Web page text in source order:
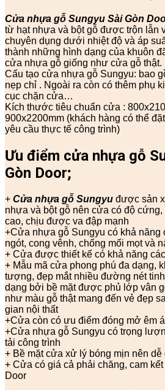
Cửa nhựa gỗ Sungyu Sài Gòn
từ hạt nhựa và bột gỗ được trộn lẫn
chuyên dụng dưới nhiệt độ và áp
thành những hình dạng của khuôn
cửa nhựa gỗ giống như cửa gỗ thật.
Cấu tạo cửa nhựa gỗ Sungyu: bao
nẹp chỉ . Ngoài ra còn có thêm phụ
cục chặn cửa…
Kích thước tiêu chuẩn cửa :
900x2200mm (khách hàng có thể
yêu cầu thực tế công trình)
Ưu điểm cửa nhựa gỗ
Gòn Door;
+ Cửa nhựa gỗ Sungyu được sản
nhựa và bột gỗ nên cửa có độ cứng,
cao, chịu được va đập mạnh
+Cửa nhựa gỗ Sungyu có khả năng
ngót, cong vênh, chống mối mọt và
+ Cửa được thiết kế có khả năng
+ Mẫu mã cửa phong phú đa dạng,
tượng, đẹp mắt nhiều đường nét
dạng bởi bề mặt được phủ lớp vân
như màu gỗ thật mang đến vẻ đẹp
gian nội thất
+Cửa còn có ưu điểm đóng mở êm
+Cửa nhựa gỗ Sungyu có trọng
tải công trình
+ Bề mặt cửa xử lý bóng mịn nên
+ Cửa có giá cả phải chăng, cam
Door